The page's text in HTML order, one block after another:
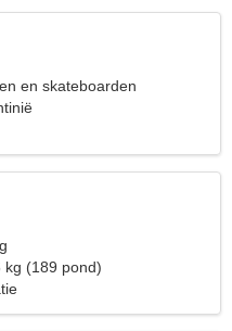
en skateboarden
kg (189 pond)